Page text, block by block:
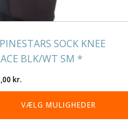
SOCK KNEE
BLK/WT SM *
kr.
VÆLG MULIGHEDER